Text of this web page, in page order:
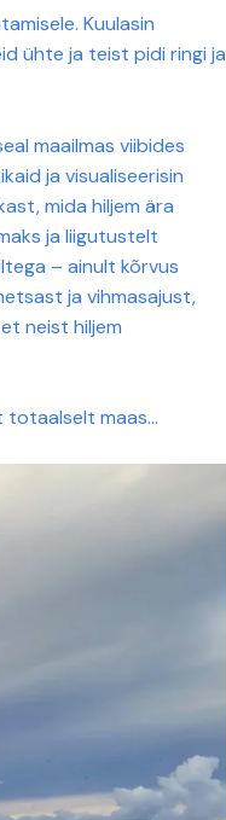
Kuulasin
ühte ja teist pidi ringi ja
maailmas viibides
ja visualiseerisin
mida hiljem ära
ja liigutustelt
– ainult kõrvus
ja vihmasajust,
neist hiljem
totaalselt maas…